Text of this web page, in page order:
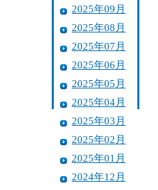
2025年09月
2025年08月
2025年07月
2025年06月
2025年05月
2025年04月
2025年03月
2025年02月
2025年01月
2024年12月